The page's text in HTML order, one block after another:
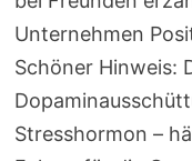
Unternehmen
Schöner Hinweis:
Stresshormon –